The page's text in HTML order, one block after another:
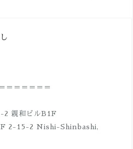
＝＝＝＝＝＝
2 親和ビルB1F
2-15-2 Nishi-Shinbashi,